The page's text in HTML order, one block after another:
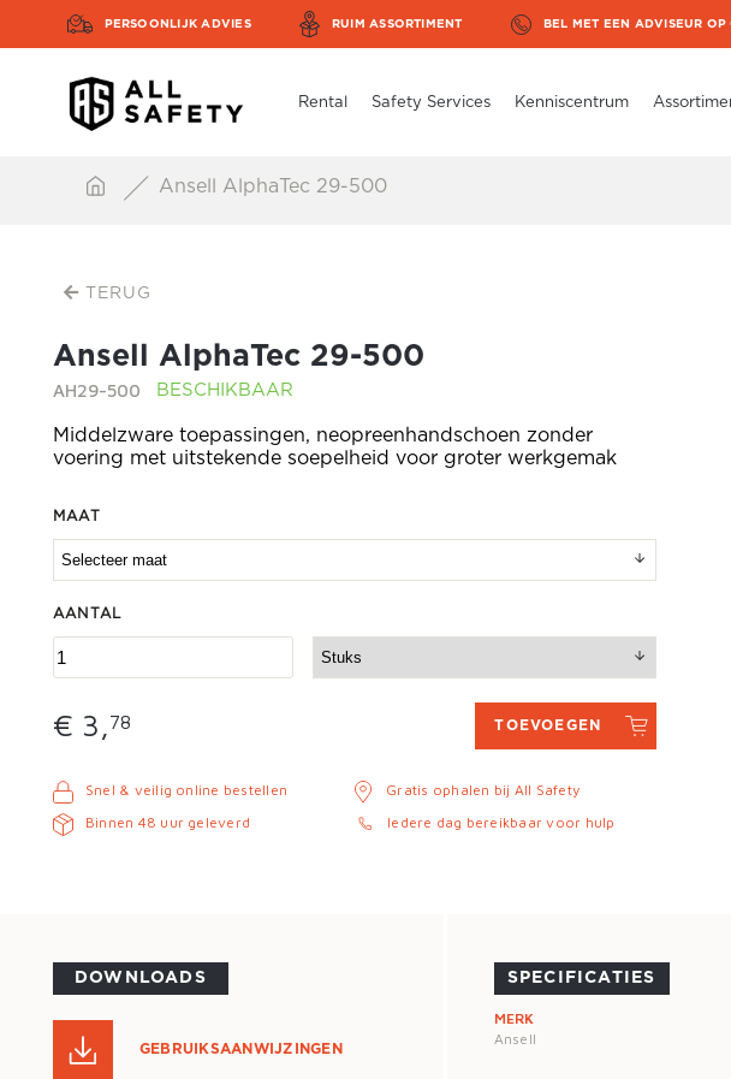
PERSOONLIJK ADVIES RUIM ASSORTIMENT BEL MET EEN ADVISEUR
Rental Safety Services Kenniscentrum
Ansell AlphaTec 29-500
TERUG
Ansell AlphaTec 29-500
AH29-500 BESCHIKBAAR
Middelzware toepassingen, neopreenhandschoen zonder
voering met uitstekende soepelheid voor groter werkgemak
MAAT
AANTAL
€ 3,78 TOEVOEGEN
Snel & veilig online bestellen
Binnen 48 uur geleverd
Gratis ophalen bij All Safety
Iedere dag bereikbaar voor hulp
DOWNLOADS
GEBRUIKSAANWIJZINGEN
SPECIFICATIES
MERK
Ansell